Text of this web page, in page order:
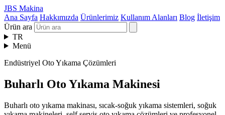
JBS Makina
Ana Sayfa Hakkımızda Ürünlerimiz Kullanım Alanları Blog İletişim
Ürün ara
TR
Menü
Endüstriyel Oto Yıkama Çözümleri
Buharlı Oto Yıkama Makinesi
Buharlı oto yıkama makinası, sıcak-soğuk yıkama sistemleri, soğuk